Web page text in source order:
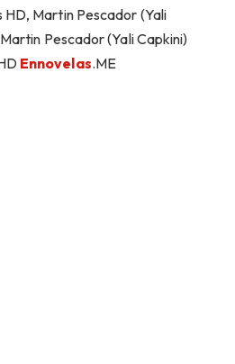
Martin Pescador (Yali
Pescador (Yali Capkini)
Ennovelas.ME